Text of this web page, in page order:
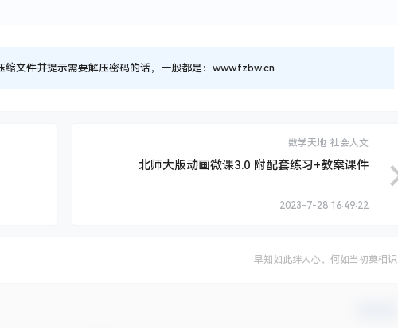
文件并提示需要解压密码的话，一般都是：www.fzbw.cn
数学天地 社会人文
北师大版动画微课3.0 附配套练习+教案课件
2023-7-28 16:49:22
早知如此绊人心，何如当初莫相识